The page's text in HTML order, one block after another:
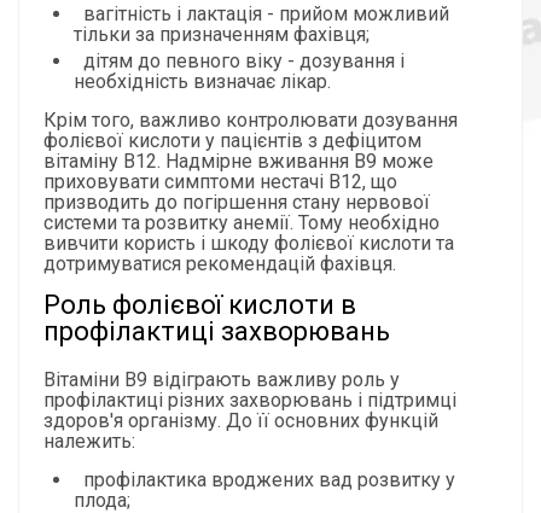
вагітність і лактація - прийом можливий
тільки за призначенням фахівця;
дітям до певного віку - дозування і
необхідність визначає лікар.
Крім того, важливо контролювати дозування
фолієвої кислоти у пацієнтів з дефіцитом
вітаміну B12. Надмірне вживання B9 може
приховувати симптоми нестачі B12, що
призводить до погіршення стану нервової
системи та розвитку анемії. Тому необхідно
вивчити користь і шкоду фолієвої кислоти та
дотримуватися рекомендацій фахівця.
Роль фолієвої кислоти в
профілактиці захворювань
Вітаміни B9 відіграють важливу роль у
профілактиці різних захворювань і підтримці
здоров'я організму. До її основних функцій
належить:
профілактика вроджених вад розвитку у
плода;